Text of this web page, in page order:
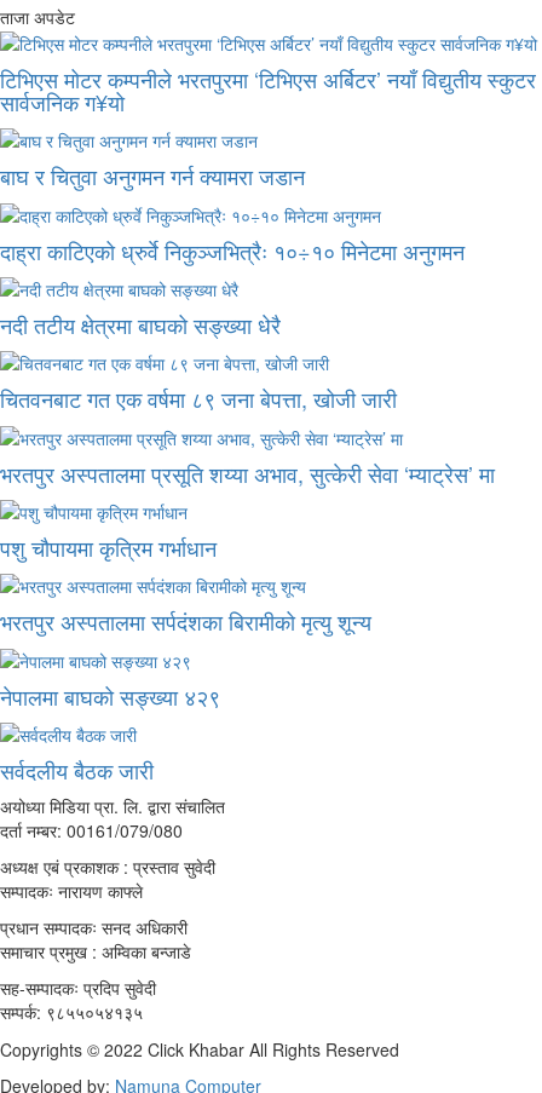
ताजा अपडेट
टिभिएस मोटर कम्पनीले भरतपुरमा ‘टिभिएस अर्बिटर’ नयाँ विद्युतीय स्कुटर
सार्वजनिक ग¥यो
बाघ र चितुवा अनुगमन गर्न क्यामरा जडान
दाह्रा काटिएको ध्रुर्वे निकुञ्जभित्रैः १०÷१० मिनेटमा अनुगमन
नदी तटीय क्षेत्रमा बाघको सङ्ख्या धेरै
चितवनबाट गत एक वर्षमा ८९ जना बेपत्ता, खोजी जारी
भरतपुर अस्पतालमा प्रसूति शय्या अभाव, सुत्केरी सेवा ‘म्याट्रेस’ मा
पशु चौपायमा कृत्रिम गर्भाधान
भरतपुर अस्पतालमा सर्पदंशका बिरामीको मृत्यु शून्य
नेपालमा बाघको सङ्ख्या ४२९
सर्वदलीय बैठक जारी
अयोध्या मिडिया प्रा. लि. द्वारा संचालित
दर्ता नम्बर: 00161/079/080
अध्यक्ष एबं प्रकाशक : प्रस्ताव सुवेदी
सम्पादकः नारायण काफ्ले
प्रधान सम्पादकः सनद अधिकारी
समाचार प्रमुख : अम्विका बन्जाडे
सह-सम्पादकः प्रदिप सुवेदी
सम्पर्क: ९८५५०५४१३५
Copyrights © 2022 Click Khabar All Rights Reserved
Developed by: Namuna Computer